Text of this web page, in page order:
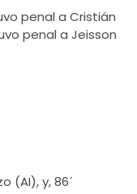
penal a Cristián
penal a Jeisson
(AI), y, 86´